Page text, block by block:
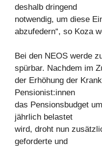
deshalb dringend
notwendig, um diese
abzufedern“, so Koza
Bei den NEOS werde
spürbar. Nachdem im
der Erhöhung der
Pensionist:innen
das Pensionsbudget
jährlich belastet
wird, droht nun
geforderte und